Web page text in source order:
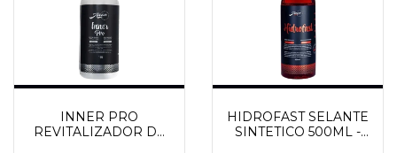
INNER PRO
REVITALIZADOR DE
HIDROFAST SELANTE
SINTETICO 500ML -